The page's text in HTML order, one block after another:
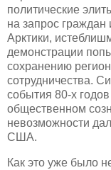
политические
на запрос граждан
Арктики,
демонстрации
сохранению
сотрудничества.
события 80-х
общественном
невозможности
США.
Как это уже было